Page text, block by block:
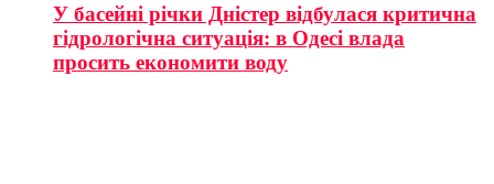
У басейні річки Дністер відбулася критична
гідрологічна ситуація: в Одесі влада
просить економити воду